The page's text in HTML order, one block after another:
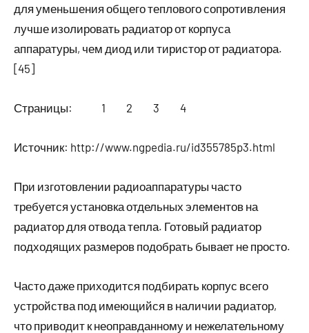
для уменьшения общего теплового сопротивления
лучше изолировать радиатор от корпуса
аппаратуры, чем диод или тиристор от радиатора.
[45]
Страницы: 1 2 3 4
Источник: http://www.ngpedia.ru/id355785p3.html
При изготовлении радиоаппаратуры часто
требуется установка отдельных элементов на
радиатор для отвода тепла. Готовый радиатор
подходящих размеров подобрать бывает не просто.
Часто даже приходится подбирать корпус всего
устройства под имеющийся в наличии радиатор,
что приводит к неоправданному и нежелательному